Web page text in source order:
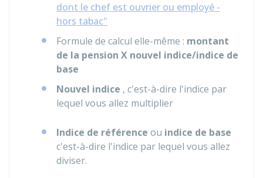
dont le chef est ouvrier ou employé -
hors tabac"
Formule de calcul elle-même : montant
de la pension X nouvel indice/indice de
base
Nouvel indice , c'est-à-dire l'indice par
lequel vous allez multiplier
Indice de référence ou indice de base
c'est-à-dire l'indice par lequel vous allez
diviser.